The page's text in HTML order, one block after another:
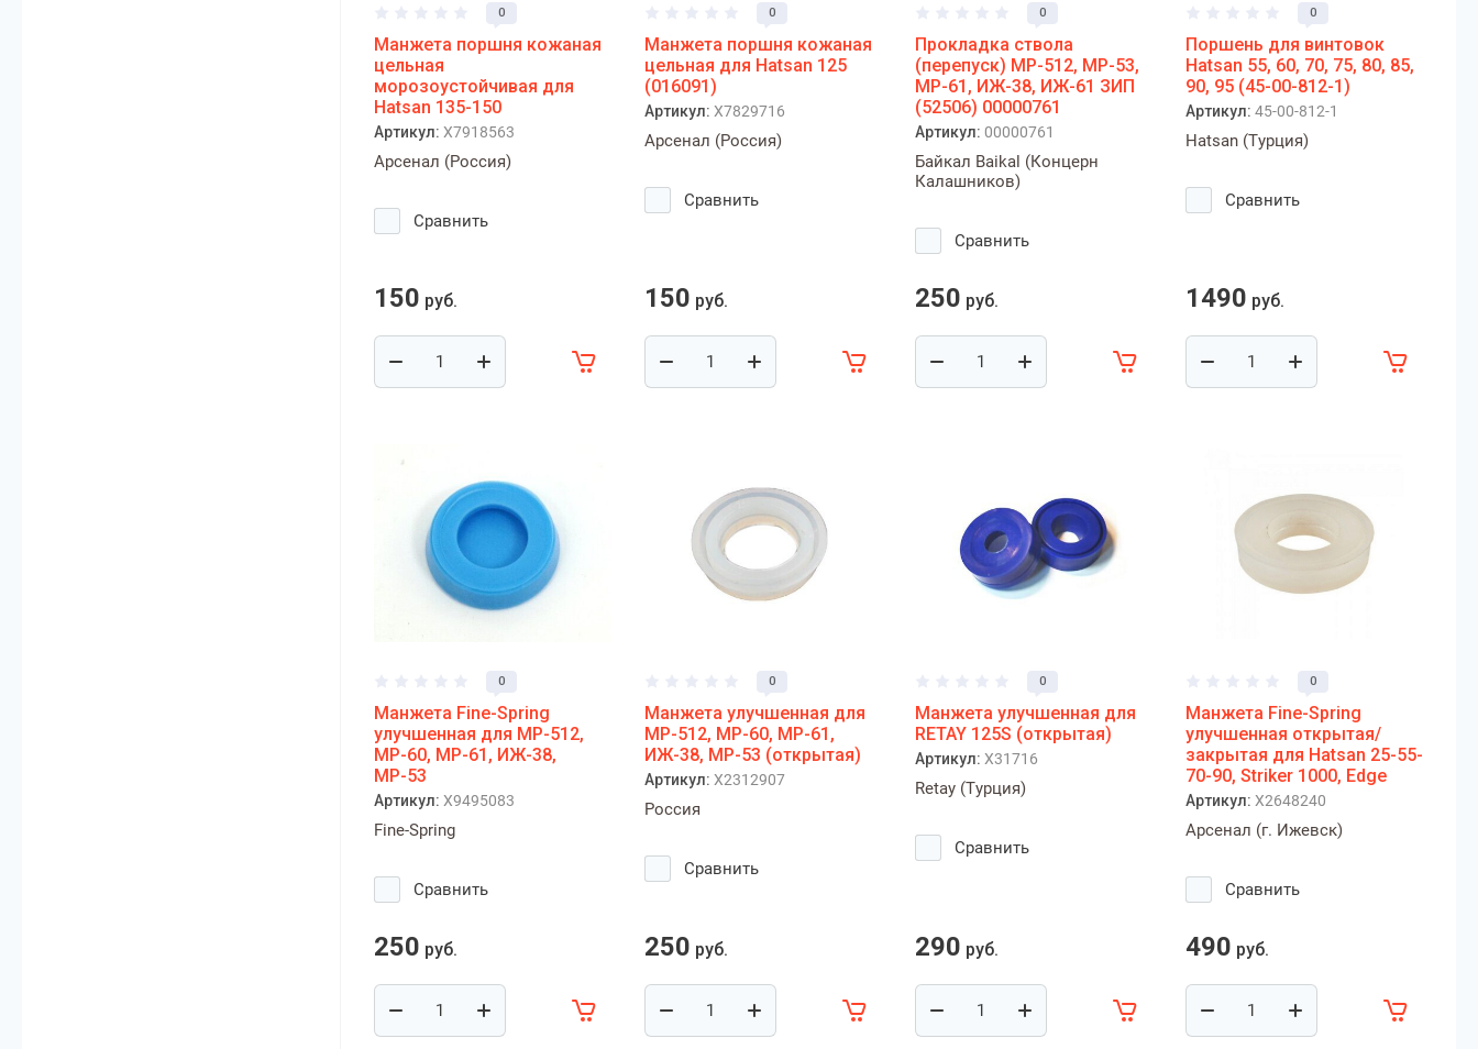
0
Манжета поршня кожаная
цельная
морозоустойчивая для
Hatsan 135-150
Артикул: X7918563
Арсенал (Россия)
Сравнить
150 руб.
0
Манжета поршня кожаная
цельная для Hatsan 125
(016091)
Артикул: X7829716
Арсенал (Россия)
Сравнить
150 руб.
0
Прокладка ствола
(перепуск) МР-512, МР-53,
МР-61, ИЖ-38, ИЖ-61 ЗИП
(52506) 00000761
Артикул: 00000761
Байкал Baikal (Концерн
Калашников)
Сравнить
250 руб.
0
Поршень для винтовок
Hatsan 55, 60, 70, 75, 80, 85,
90, 95 (45-00-812-1)
Артикул: 45-00-812-1
Hatsan (Турция)
Сравнить
1490 руб.
0
Манжета Fine-Spring
улучшенная для МР-512,
МР-60, МР-61, ИЖ-38,
МР-53
Артикул: X9495083
Fine-Spring
Сравнить
250 руб.
0
Манжета улучшенная для
МР-512, МР-60, МР-61,
ИЖ-38, МР-53 (открытая)
Артикул: X2312907
Россия
Сравнить
250 руб.
0
Манжета улучшенная для
RETAY 125S (открытая)
Артикул: X31716
Retay (Турция)
Сравнить
290 руб.
0
Манжета Fine-Spring
улучшенная открытая/
закрытая для Hatsan 25-55-
70-90, Striker 1000, Edge
Артикул: X2648240
Арсенал (г. Ижевск)
Сравнить
490 руб.